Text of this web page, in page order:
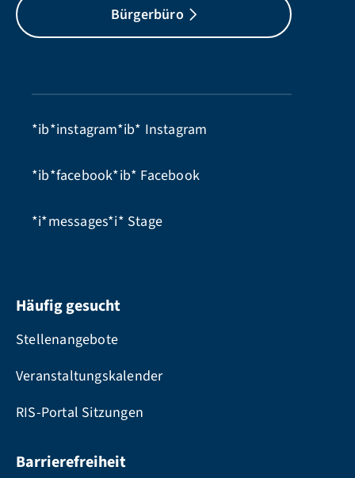
Bürgerbüro
*ib*instagram*ib* Instagram
*ib*facebook*ib* Facebook
*i*messages*i* Stage
Häufig gesucht
Stellenangebote
Veranstaltungskalender
RIS-Portal Sitzungen
Barrierefreiheit